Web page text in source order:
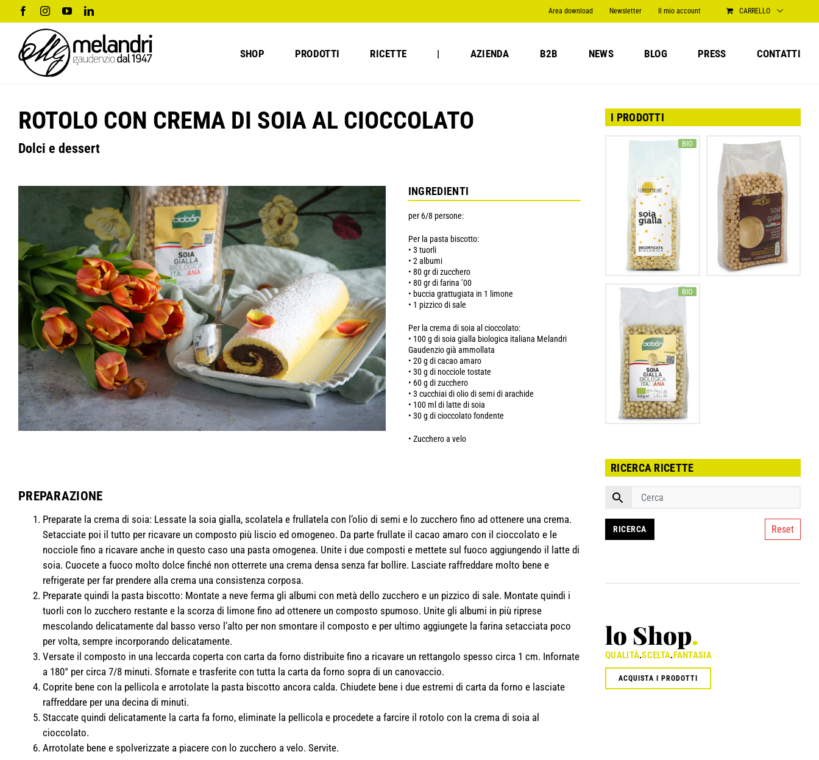
al
contenuto
FacebookInstagramYouTubeLinkedIn Area download Newsletter Il mio account CARRELLO
SHOP PRODOTTI RICETTE | AZIENDA B2B NEWS BLOG PRESS CONTATTI
ROTOLO CON CREMA DI SOIA AL CIOCCOLATO
Dolci e dessert
INGREDIENTI
per 6/8 persone:
Per la pasta biscotto:
• 3 tuorli
• 2 albumi
• 80 gr di zucchero
• 80 gr di farina ’00
• buccia grattugiata in 1 limone
• 1 pizzico di sale
Per la crema di soia al cioccolato:
• 100 g di soia gialla biologica italiana Melandri
Gaudenzio già ammollata
• 20 g di cacao amaro
• 30 g di nocciole tostate
• 60 g di zucchero
• 3 cucchiai di olio di semi di arachide
• 100 ml di latte di soia
• 30 g di cioccolato fondente
• Zucchero a velo
PREPARAZIONE
Preparate la crema di soia: Lessate la soia gialla, scolatela e frullatela con l’olio di semi e lo zucchero fino ad ottenere una crema.
Setacciate poi il tutto per ricavare un composto più liscio ed omogeneo. Da parte frullate il cacao amaro con il cioccolato e le
nocciole fino a ricavare anche in questo caso una pasta omogenea. Unite i due composti e mettete sul fuoco aggiungendo il latte di
soia. Cuocete a fuoco molto dolce finché non otterrete una crema densa senza far bollire. Lasciate raffreddare molto bene e
refrigerate per far prendere alla crema una consistenza corposa.
Preparate quindi la pasta biscotto: Montate a neve ferma gli albumi con metà dello zucchero e un pizzico di sale. Montate quindi i
tuorli con lo zucchero restante e la scorza di limone fino ad ottenere un composto spumoso. Unite gli albumi in più riprese
mescolando delicatamente dal basso verso l’alto per non smontare il composto e per ultimo aggiungete la farina setacciata poco
per volta, sempre incorporando delicatamente.
Versate il composto in una leccarda coperta con carta da forno distribuite fino a ricavare un rettangolo spesso circa 1 cm. Infornate
a 180° per circa 7/8 minuti. Sfornate e trasferite con tutta la carta da forno sopra di un canovaccio.
Coprite bene con la pellicola e arrotolate la pasta biscotto ancora calda. Chiudete bene i due estremi di carta da forno e lasciate
raffreddare per una decina di minuti.
Staccate quindi delicatamente la carta fa forno, eliminate la pellicola e procedete a farcire il rotolo con la crema di soia al
cioccolato.
Arrotolate bene e spolverizzate a piacere con lo zucchero a velo. Servite.
I PRODOTTI
BIO
BIO
RICERCA RICETTE
Reset
lo Shop.
QUALITÀ.SCELTA. FANTASIA
ACQUISTA I PRODOTTI